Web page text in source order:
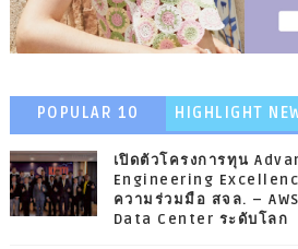
POPULAR 10 HIGHLIGHT
เปิดตัวโครงการทุน
Engineering
ความร่วมมือ สจล. –
Data Center ระดับโลก